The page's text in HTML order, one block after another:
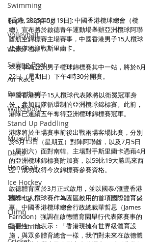
Swimming
Rope Skipping
Volleyball
Water Ski
Sailing Boat
Air Race
Basketball
Waterpolo
Stand Up Paddling
Muaythai
Darts
Handball
Ice Hockey
Skating
Climb
Equestrian
[香港, 2025年5月19日]: 中國香港欖球總會（欖
總）宣布將於啟德青年運動場舉辦亞洲欖球阿聯
酋航空錦標賽主場賽事，中國香港男子15人欖球
代表隊將迎戰斯里蘭卡。
本賽事為亞洲男子欖球錦標賽其中一站，將於6月
22日（星期日）下午4時30分開賽。
中國香港男子15人欖球代表隊將以衛冕冠軍身
份，參加四隊循環制的亞洲欖球錦標賽。此前，
港隊已連續五年奪得亞洲欖球錦標賽冠軍。
港隊將於主場賽事前後出戰兩場客場比賽，分別
於6月13日（星期五）對陣阿聯酋，以及7月5日
（星期六）面對南韓。主場對手斯里蘭卡憑藉4月
的亞洲欖球錦標賽附加賽，以59比19大勝馬來西
亞，成功取得今次錦標賽參賽資格。
啟德體育園於3月正式啟用，並以國泰/滙豐香港
國際七人欖球賽作為園區啟用的首項國際體育盛
事。中國香港欖球總會行政總裁華哲思（James
Farndon）強調在啟德體育園舉行代表隊賽事的
重要性，他表示：「香港現擁有世界級體育設
施，與眾多體育總會一樣，我們對未來在啟德體